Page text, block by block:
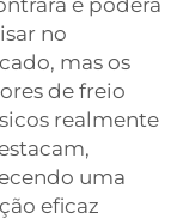
e poderá
no
mas os
de freio
realmente
uma
eficaz